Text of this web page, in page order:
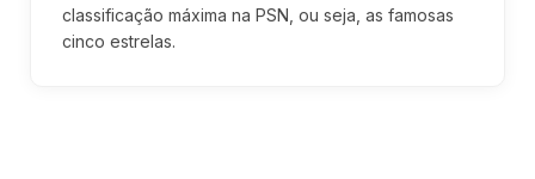
classificação máxima na PSN, ou seja, as famosas
cinco estrelas.